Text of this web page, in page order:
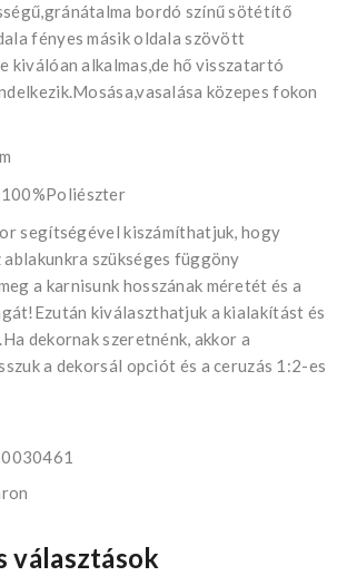
bordó színű sötétítő
fényes másik oldala szövött
kiválóan alkalmas,de hő visszatartó
közepes fokon
segítségével kiszámíthatjuk, hogy
ablakunkra szükséges függöny
a karnisunk hosszának méretét és a
kiválaszthatjuk a kialakítást és
dekornak szeretnénk, akkor a
a dekorsál opciót és a ceruzás 1:2-es
választások